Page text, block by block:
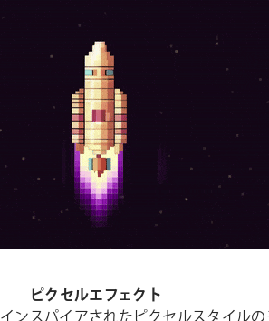
ピクセルエフェクト